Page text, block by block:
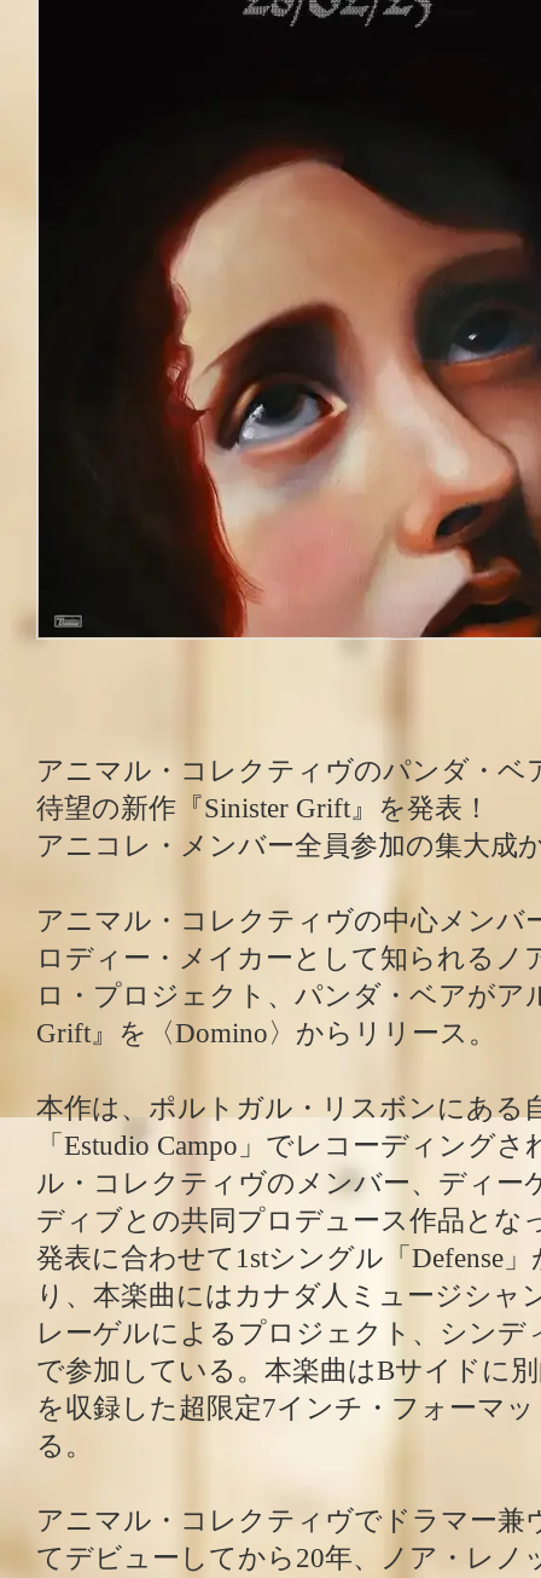
アニマル・コレクティヴのパンダ・ベ
待望の新作『Sinister Grift』を発表！
アニコレ・メンバー全員参加の集大成
アニマル・コレクティヴの中心メンバ
ロディー・メイカーとして知られるノ
ロ・プロジェクト、パンダ・ベアがア
Grift』を〈Domino〉からリリース。
本作は、ポルトガル・リスボンにある
「Estudio Campo」でレコーディング
ル・コレクティヴのメンバー、ディー
ディブとの共同プロデュース作品とな
発表に合わせて1stシングル「Defense
り、本楽曲にはカナダ人ミュージシャ
レーゲルによるプロジェクト、シンデ
で参加している。本楽曲はBサイドに別
を収録した超限定7インチ・フォーマ
る。
アニマル・コレクティヴでドラマー兼
てデビューしてから20年、ノア・レノ